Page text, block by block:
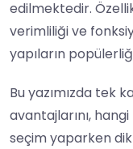
edilmektedir.
verimliliği ve
yapıların
Bu yazımızda tek
avantajlarını,
seçim yaparken